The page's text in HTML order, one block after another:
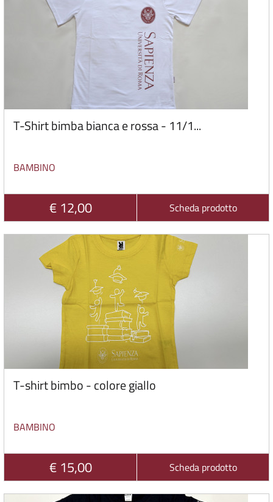
T-Shirt bimba bianca e rossa - 11/1...
BAMBINO
€ 12,00 Scheda prodotto
T-shirt bimbo - colore giallo
BAMBINO
€ 15,00 Scheda prodotto